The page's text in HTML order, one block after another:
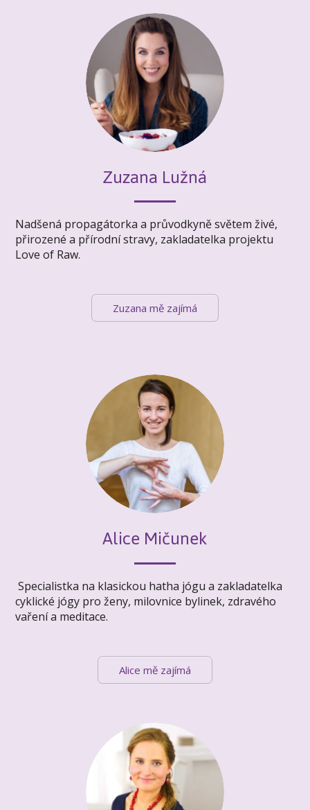
Zuzana Lužná
Nadšená propagátorka a průvodkyně světem živé,
přirozené a přírodní stravy, zakladatelka projektu
Love of Raw.
Zuzana mě zajímá
Alice Mičunek
Specialistka na klasickou hatha jógu a zakladatelka
cyklické jógy pro ženy, milovnice bylinek, zdravého
vaření a meditace.
Alice mě zajímá